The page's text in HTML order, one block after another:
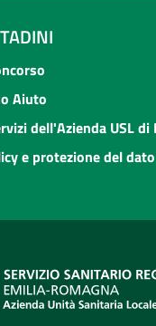
Aiuto
dell'Azienda USL di
e protezione del